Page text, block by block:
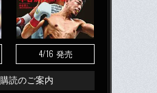
4/16 発売
読のご案内